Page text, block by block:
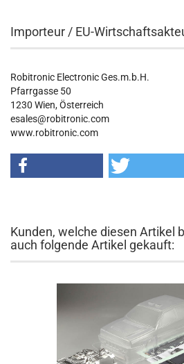
Importeur / EU-
Robitronic Electronic Ges.m.b.H.
Pfarrgasse 50
1230 Wien, Österreich
esales@robitronic.com
www.robitronic.com
Kunden, welche diesen Artikel
auch folgende Artikel gekauft: